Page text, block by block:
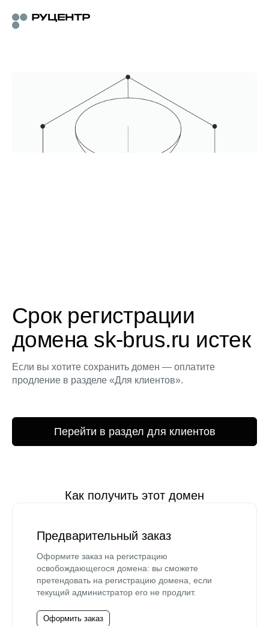
Срок регистрации
домена sk-brus.ru истек
Если вы хотите сохранить домен — оплатите
продление в разделе «Для клиентов».
Перейти в раздел для клиентов
Как получить этот домен
Предварительный заказ
Оформите заказ на регистрацию
освобождающегося домена: вы сможете
претендовать на регистрацию домена, если
текущий администратор его не продлит.
Оформить заказ